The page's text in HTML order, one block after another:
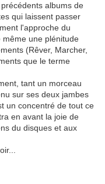
albums de
qui laissent passer
l'approche du
une plénitude
(Rêver, Marcher,
que le terme
tant un morceau
sur ses deux jambes
un concentré de tout ce
en avant la joie de
du disques et aux